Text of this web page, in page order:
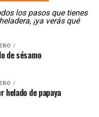
los pasos que tienes
¡ya verás qué
de sésamo
helado de papaya